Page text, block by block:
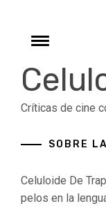
contentToggle
Críticas de cine
SOBRE
Celuloide De
pelos en la